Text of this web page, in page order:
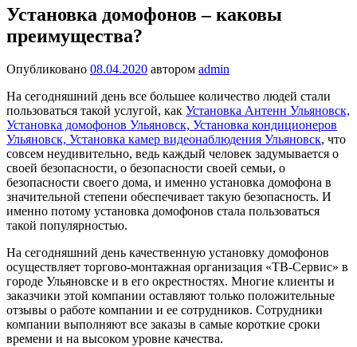
Установка домофонов – каковы
преимущества?
Опубликовано 08.04.2020 автором admin
На сегодняшний день все большее количество людей стали
пользоваться такой услугой, как Установка Антенн Ульяновск,
Установка домофонов Ульяновск, Установка кондиционеров
Ульяновск, Установка камер видеонаблюдения Ульяновск, что
совсем неудивительно, ведь каждый человек задумывается о
своей безопасности, о безопасности своей семьи, о
безопасности своего дома, и именно установка домофона в
значительной степени обеспечивает такую безопасность. И
именно потому установка домофонов стала пользоваться
такой популярностью.
На сегодняшний день качественную установку домофонов
осуществляет торгово-монтажная организация «ТВ-Сервис» в
городе Ульяновске и в его окрестностях. Многие клиенты и
заказчики этой компании оставляют только положительные
отзывы о работе компании и ее сотрудников. Сотрудники
компании выполняют все заказы в самые короткие сроки
времени и на высоком уровне качества.